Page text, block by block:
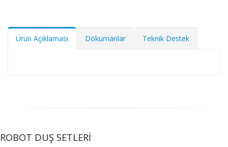
Ürün Açıklaması Dökümanlar Teknik Destek
ROBOT DUŞ SETLERİ